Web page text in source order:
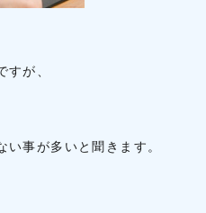
すが、
事が多いと聞きます。